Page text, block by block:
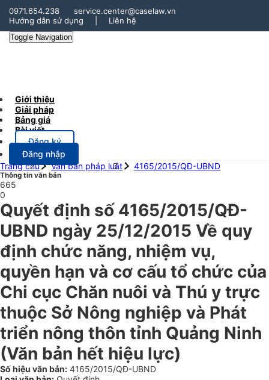
0971.654.238
service.center@caselaw.vn
Hướng dẫn sử dụng
Liên hệ
Toggle Navigation
Giới thiệu
Giải pháp
Bảng giá
Bài viết
Đăng ký
Đăng nhập
Trang chủ
Văn bản pháp luật 4165/2015/QĐ-UBND
Thông tin văn bản
665
0
Quyết định số 4165/2015/QĐ-
UBND ngày 25/12/2015 Về quy
định chức năng, nhiệm vụ,
quyền hạn và cơ cấu tổ chức của
Chi cục Chăn nuôi và Thú y trực
thuộc Sở Nông nghiệp và Phát
triển nông thôn tỉnh Quảng Ninh
(Văn bản hết hiệu lực)
Số hiệu văn bản: 4165/2015/QĐ-UBND